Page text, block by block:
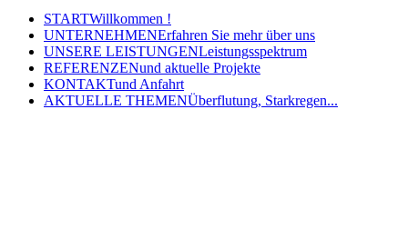
STARTWillkommen !
UNTERNEHMENErfahren Sie mehr über uns
UNSERE LEISTUNGENLeistungsspektrum
REFERENZENund aktuelle Projekte
KONTAKTund Anfahrt
AKTUELLE THEMENÜberflutung, Starkregen...